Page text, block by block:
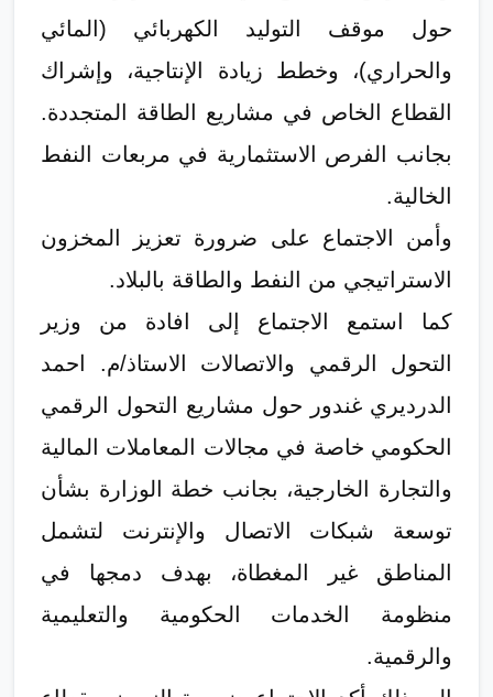
حول موقف التوليد الكهربائي (المائي
والحراري)، وخطط زيادة الإنتاجية، وإشراك
القطاع الخاص في مشاريع الطاقة المتجددة.
بجانب الفرص الاستثمارية في مربعات النفط
الخالية.
وأمن الاجتماع على ضرورة تعزيز المخزون
الاستراتيجي من النفط والطاقة بالبلاد.
​كما استمع الاجتماع إلى افادة من وزير
التحول الرقمي والاتصالات الاستاذ/م. احمد
الدرديري غندور حول مشاريع التحول الرقمي
الحكومي خاصة في مجالات المعاملات المالية
والتجارة الخارجية، بجانب خطة الوزارة بشأن
توسعة شبكات الاتصال والإنترنت لتشمل
المناطق غير المغطاة، بهدف دمجها في
منظومة الخدمات الحكومية والتعليمية
والرقمية.